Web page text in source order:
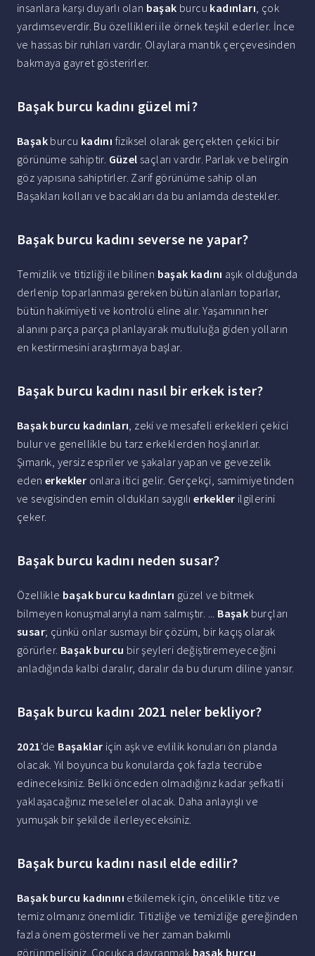
insanlara karşı duyarlı olan başak burcu kadınları, çok
yardımseverdir. Bu özellikleri ile örnek teşkil ederler. İnce
ve hassas bir ruhları vardır. Olaylara mantık çerçevesinden
bakmaya gayret gösterirler.
Başak burcu kadını güzel mi?
Başak burcu kadını fiziksel olarak gerçekten çekici bir
görünüme sahiptir. Güzel saçları vardır. Parlak ve belirgin
göz yapısına sahiptirler. Zarif görünüme sahip olan
Başakları kolları ve bacakları da bu anlamda destekler.
Başak burcu kadını severse ne yapar?
Temizlik ve titizliği ile bilinen başak kadını aşık olduğunda
derlenip toparlanması gereken bütün alanları toparlar,
bütün hakimiyeti ve kontrolü eline alır. Yaşamının her
alanını parça parça planlayarak mutluluğa giden yolların
en kestirmesini araştırmaya başlar.
Başak burcu kadını nasıl bir erkek ister?
Başak burcu kadınları, zeki ve mesafeli erkekleri çekici
bulur ve genellikle bu tarz erkeklerden hoşlanırlar.
Şımarık, yersiz espriler ve şakalar yapan ve gevezelik
eden erkekler onlara itici gelir. Gerçekçi, samimiyetinden
ve sevgisinden emin oldukları saygılıerkekler ilgilerini
çeker.
Başak burcu kadını neden susar?
Özellikle başak burcu kadınları güzel ve bitmek
bilmeyen konuşmalarıyla nam salmıştır. ... Başak burçları
susar; çünkü onlar susmayı bir çözüm, bir kaçış olarak
görürler. Başak burcu bir şeyleri değiştiremeyeceğini
anladığında kalbi daralır, daralır da bu durum diline yansır.
Başak burcu kadını 2021 neler bekliyor?
2021'de Başaklar için aşk ve evlilik konuları ön planda
olacak. Yıl boyunca bu konularda çok fazla tecrübe
edineceksiniz. Belki önceden olmadığınız kadar şefkatli
yaklaşacağınız meseleler olacak. Daha anlayışlı ve
yumuşak bir şekilde ilerleyeceksiniz.
Başak burcu kadını nasıl elde edilir?
Başak burcu kadınını etkilemek için, öncelikle titiz ve
temiz olmanız önemlidir. Titizliğe ve temizliğe gereğinden
fazla önem göstermeli ve her zaman bakımlı
görünmelisiniz. Çocukça davranmak başak burcu